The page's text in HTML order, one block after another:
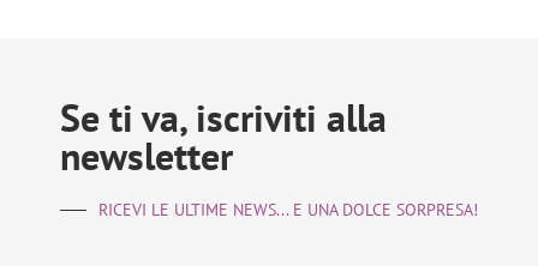
Se ti va, iscriviti alla
newsletter
RICEVI LE ULTIME NEWS... E UNA DOLCE SORPRESA!